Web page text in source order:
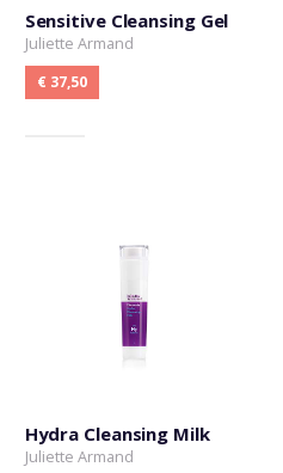
Sensitive Cleansing Gel
Juliette Armand
€ 37,50
Hydra Cleansing Milk
Juliette Armand